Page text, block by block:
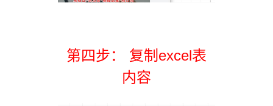
第四步： 复制excel表
内容